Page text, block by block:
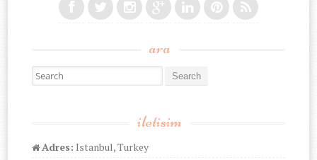
ara
Search for:
iletisim
Adres: Istanbul, Turkey